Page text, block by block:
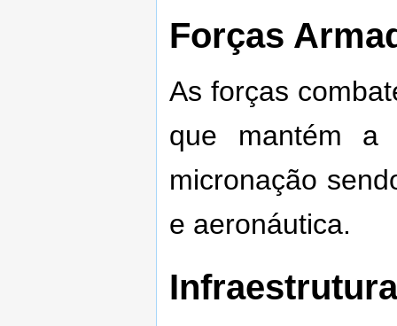
Forças
As forças
que mantém a
micronação
e aeronáutica.